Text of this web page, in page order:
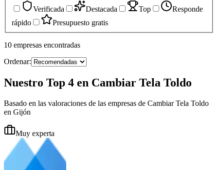
Verificada
Destacada Top
Responde
rápido
Presupuesto gratis
10 empresas encontradas
Ordenar:
Nuestro Top 4 en Cambiar Tela Toldo
Basado en las valoraciones de las empresas de Cambiar Tela Toldo
en Gijón
Muy experta